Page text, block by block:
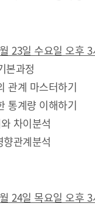
23일 수요일 오후 3
계분석 기
간의 관계
을 위한 통
차이분석
관계분석
24일 목요일 오후 3